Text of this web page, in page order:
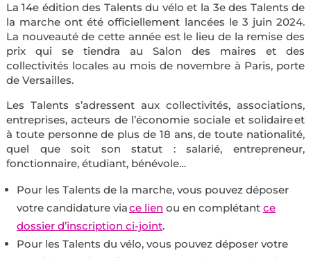
La 14e édition des Talents du vélo et la 3e des Talents de
la marche ont été officiellement lancées le 3 juin 2024.
La nouveauté de cette année est le lieu de la remise des
prix qui se tiendra au Salon des maires et des
collectivités locales au mois de novembre à Paris, porte
de Versailles.
Les Talents s’adressent aux collectivités, associations,
entreprises, acteurs de l’économie sociale et solidaire et
à toute personne de plus de 18 ans, de toute nationalité,
quel que soit son statut : salarié, entrepreneur,
fonctionnaire, étudiant, bénévole…
Pour les Talents de la marche, vous pouvez déposer
votre candidature viace lien ou en complétant ce
dossier d’inscription ci-joint.
Pour les Talents du vélo, vous pouvez déposer votre